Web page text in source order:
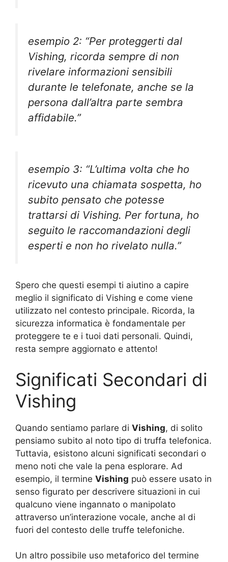
esempio 2: “Per proteggerti dal
Vishing, ricorda sempre di non
rivelare informazioni sensibili
durante le telefonate, anche se la
persona dall’altra parte sembra
affidabile.”
esempio 3: “L’ultima volta che ho
ricevuto una chiamata sospetta, ho
subito pensato che potesse
trattarsi di Vishing. Per fortuna, ho
seguito le raccomandazioni degli
esperti e non ho rivelato nulla.”
Spero che questi esempi ti aiutino a capire
meglio il significato di Vishing e come viene
utilizzato nel contesto principale. Ricorda, la
sicurezza informatica è fondamentale per
proteggere te e i tuoi dati personali. Quindi,
resta sempre aggiornato e attento!
Significati Secondari di
Vishing
Quando sentiamo parlare di Vishing, di solito
pensiamo subito al noto tipo di truffa telefonica.
Tuttavia, esistono alcuni significati secondari o
meno noti che vale la pena esplorare. Ad
esempio, il termine Vishing può essere usato in
senso figurato per descrivere situazioni in cui
qualcuno viene ingannato o manipolato
attraverso un’interazione vocale, anche al di
fuori del contesto delle truffe telefoniche.
Un altro possibile uso metaforico del termine